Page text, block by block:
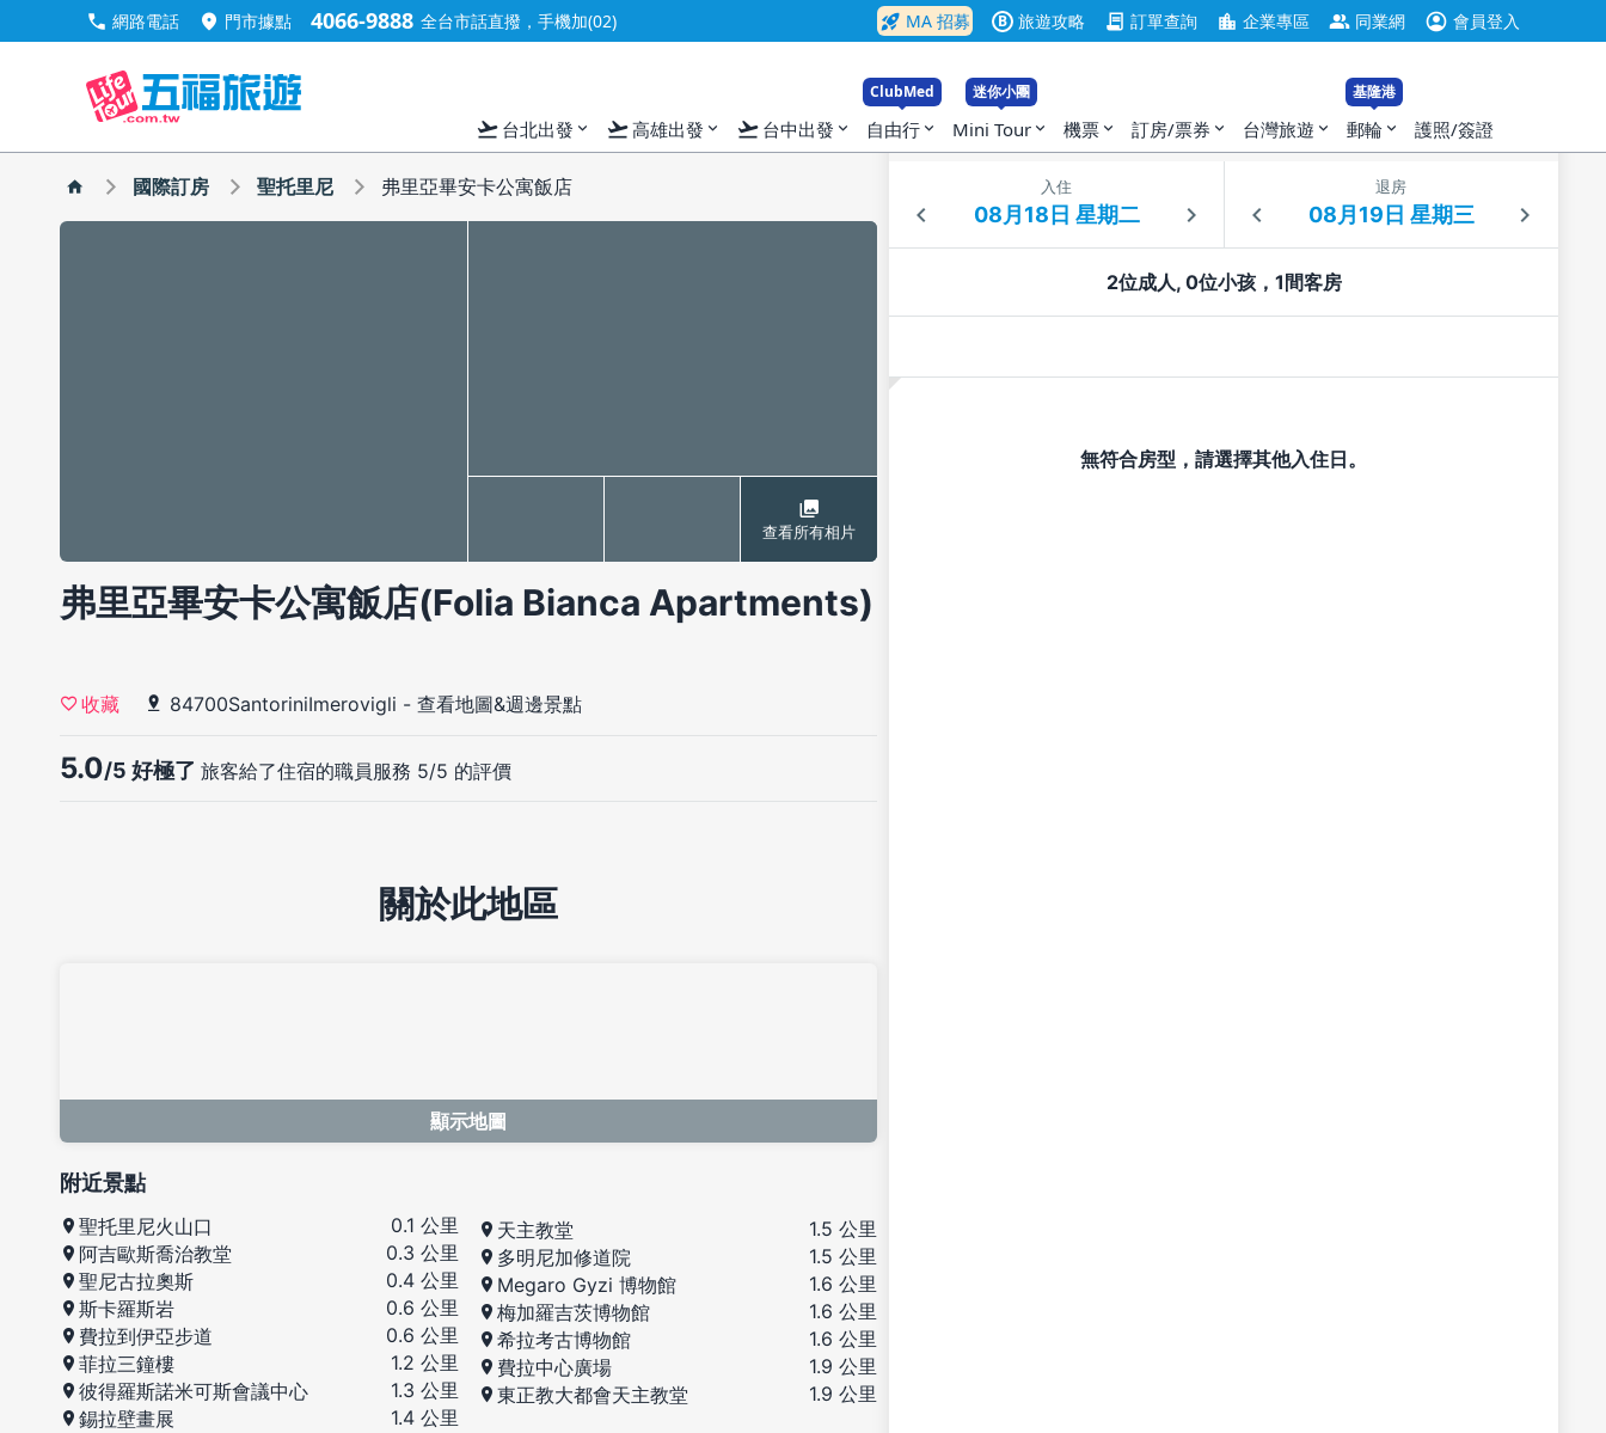
call 網路電話 location_on 門市據點 4066-9888 全台市話直撥，手機加(02) rocket_launch MA 招募 B 旅遊攻略 contract 訂單查詢 location_city 企業專區 group 同業網 account_circle 會員登入
flight_takeoff 台北出發 expand_more flight_takeoff高雄出發 expand_more flight_takeoff 台中出發 expand_more
ClubMed
自由行 expand_more
迷你小團
Mini Tour expand_more 機票 expand_more 訂房/票券 expand_more 台灣旅遊 expand_more
基隆港
郵輪 expand_more 護照/簽證
國際訂房 聖托里尼 弗里亞畢安卡公寓飯店
查看所有相片
弗里亞畢安卡公寓飯店(Folia Bianca Apartments)
收藏 84700SantoriniImerovigli - 查看地圖&週邊景點
5.0/5 好極了 旅客給了住宿的職員服務 5/5 的評價
入住 退房
2位成人, 0位小孩，1間客房
無符合房型，請選擇其他入住日。
關於此地區
顯示地圖
附近景點
聖托里尼火山口
0.1 公里
阿吉歐斯喬治教堂
0.3 公里
聖尼古拉奧斯
0.4 公里
斯卡羅斯岩
0.6 公里
費拉到伊亞步道
0.6 公里
菲拉三鐘樓
1.2 公里
彼得羅斯諾米可斯會議中心
1.3 公里
錫拉壁畫展
1.4 公里
天主教堂
1.5 公里
多明尼加修道院
1.5 公里
Megaro Gyzi 博物館
1.6 公里
梅加羅吉茨博物館
1.6 公里
希拉考古博物館
1.6 公里
費拉中心廣場
1.9 公里
東正教大都會天主教堂
1.9 公里